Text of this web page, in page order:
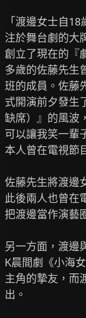
「渡邊女士自
注於舞台劇的大
創立了現在的『
多歲的佐藤先生
班的成員。佐藤
式開演前夕發生
缺席）』的風波
可以讓我笑一輩
本人曾在電視節
佐藤先生將渡邊
此後兩人也曾在
把渡邊當作演藝
另一方面，渡邊
K晨間劇《小海
主角的摯友，而
出。